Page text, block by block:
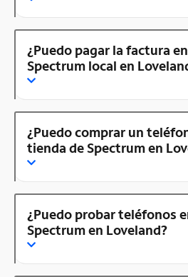
¿Puedo pagar la factura
Spectrum local en
¿Puedo comprar un
tienda de Spectrum en
¿Puedo probar teléfonos
Spectrum en Loveland?